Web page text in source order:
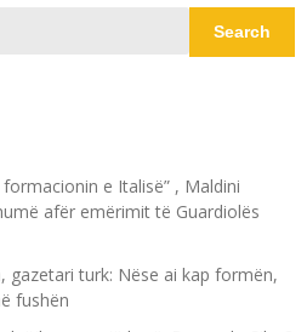
Search
e Italisë” , Maldini
afër emërimit të Guardiolës
gazetari turk: Nëse ai kap formën,
fushën